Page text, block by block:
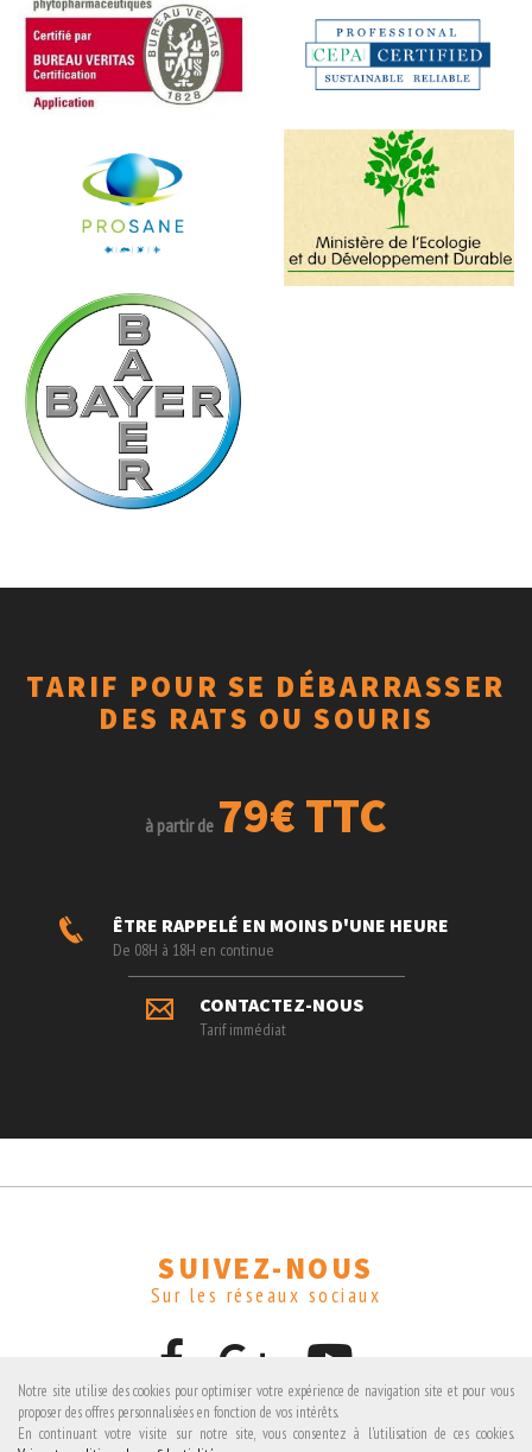
TARIF POUR SE DÉBARRASSER
DES RATS OU SOURIS
à partir de 79€ TTC
ÊTRE RAPPELÉ EN MOINS D'UNE HEURE
De 08H à 18H en continue
CONTACTEZ-NOUS
Tarif immédiat
SUIVEZ-NOUS
Sur les réseaux sociaux
Notre site utilise des cookies pour optimiser votre expérience de navigation site et pour vous
proposer des offres personnalisées en fonction de vos intérêts.
En continuant votre visite sur notre site, vous consentez à l'utilisation de ces cookies.